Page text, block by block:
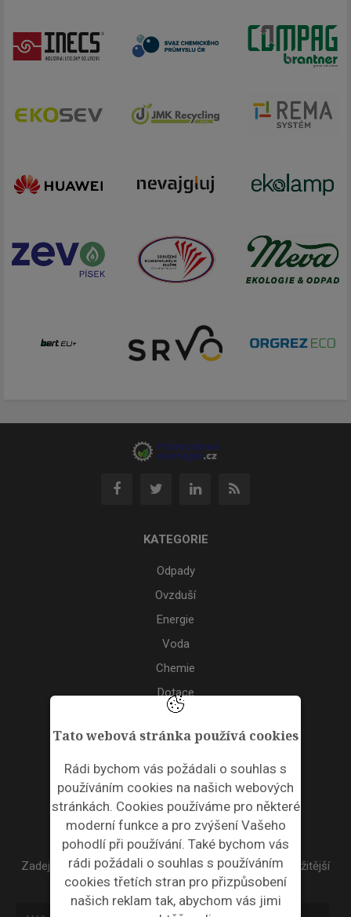
Tato webová stránka používá cookies
Rádi bychom vás požádali o souhlas s
používáním cookies na našich webových
stránkách. Cookies používáme pro některé
moderní funkce a pro zvýšení Vašeho
pohodlí při používání. Také bychom vás
rádi požádali o souhlas s používáním
cookies třetích stran pro přizpůsobení
našich reklam tak, abychom vás jimi
KATEGORIE
Odpady
Ovzduší
Energie
Voda
Chemie
Dotace
Akce
ODPADNÍ PLASTY
NEWSLETTER
Zadejte váš email a my Vám budeme zasílat ty nejdůležitější
informace, maximálně 1x týdně.